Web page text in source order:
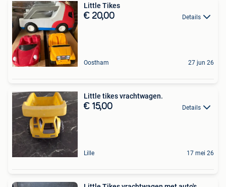
Little Tikes
€ 20,00 Details
Oostham 27 jun 26
Little tikes vrachtwagen.
€ 15,00 Details
Lille 17 mei 26